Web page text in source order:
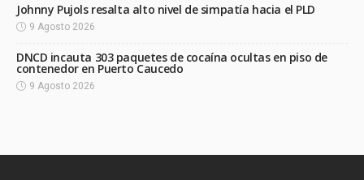
Johnny Pujols resalta alto nivel de simpatía hacia el PLD
9 Agosto 2026
DNCD incauta 303 paquetes de cocaína ocultas en piso de
contenedor en Puerto Caucedo
9 Agosto 2026